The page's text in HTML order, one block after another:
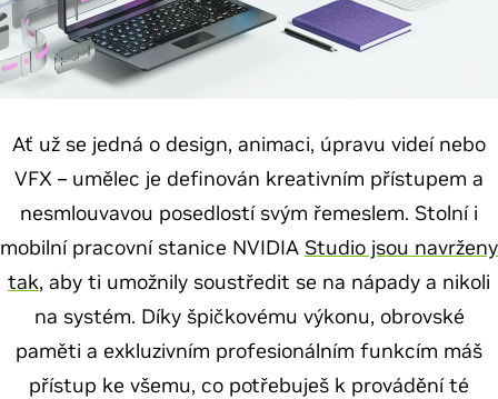
Ať už se jedná o design, animaci, úpravu videí nebo
VFX – umělec je definován kreativním přístupem a
nesmlouvavou posedlostí svým řemeslem. Stolní i
mobilní pracovní stanice NVIDIA Studio jsou navrženy
tak, aby ti umožnily soustředit se na nápady a nikoli
na systém. Díky špičkovému výkonu, obrovské
paměti a exkluzivním profesionálním funkcím máš
přístup ke všemu, co potřebuješ k provádění té